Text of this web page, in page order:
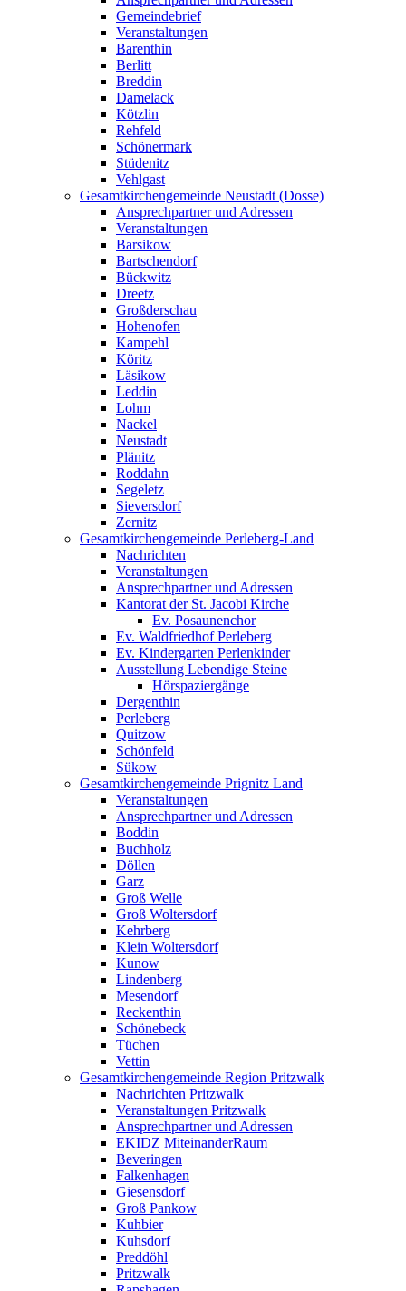
Gemeindebrief
Veranstaltungen
Barenthin
Berlitt
Breddin
Damelack
Kötzlin
Rehfeld
Schönermark
Stüdenitz
Vehlgast
Gesamtkirchengemeinde Neustadt (Dosse)
Ansprechpartner und Adressen
Veranstaltungen
Barsikow
Bartschendorf
Bückwitz
Dreetz
Großderschau
Hohenofen
Kampehl
Köritz
Läsikow
Leddin
Lohm
Nackel
Neustadt
Plänitz
Roddahn
Segeletz
Sieversdorf
Zernitz
Gesamtkirchengemeinde Perleberg-Land
Nachrichten
Veranstaltungen
Ansprechpartner und Adressen
Kantorat der St. Jacobi Kirche
Ev. Posaunenchor
Ev. Waldfriedhof Perleberg
Ev. Kindergarten Perlenkinder
Ausstellung Lebendige Steine
Hörspaziergänge
Dergenthin
Perleberg
Quitzow
Schönfeld
Sükow
Gesamtkirchengemeinde Prignitz Land
Veranstaltungen
Ansprechpartner und Adressen
Boddin
Buchholz
Döllen
Garz
Groß Welle
Groß Woltersdorf
Kehrberg
Klein Woltersdorf
Kunow
Lindenberg
Mesendorf
Reckenthin
Schönebeck
Tüchen
Vettin
Gesamtkirchengemeinde Region Pritzwalk
Nachrichten Pritzwalk
Veranstaltungen Pritzwalk
Ansprechpartner und Adressen
EKIDZ MiteinanderRaum
Beveringen
Falkenhagen
Giesensdorf
Groß Pankow
Kuhbier
Kuhsdorf
Preddöhl
Pritzwalk